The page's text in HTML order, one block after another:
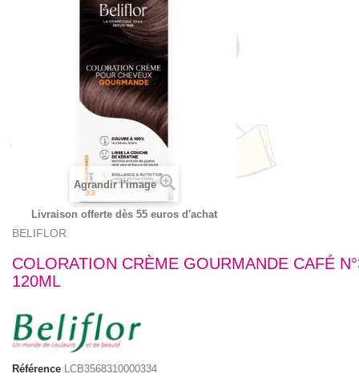
Agrandir l'image
Livraison offerte dès 55 euros d'achat
BELIFLOR
COLORATION CRÈME GOURMANDE CAFÉ
120ML
Référence LCB3568310000334